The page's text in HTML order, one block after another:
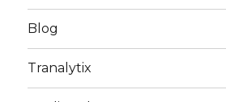
Blog
Tranalytix